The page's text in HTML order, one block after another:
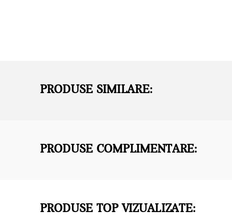
PRODUSE SIMILARE:
PRODUSE COMPLIMENTARE:
PRODUSE TOP VIZUALIZATE: